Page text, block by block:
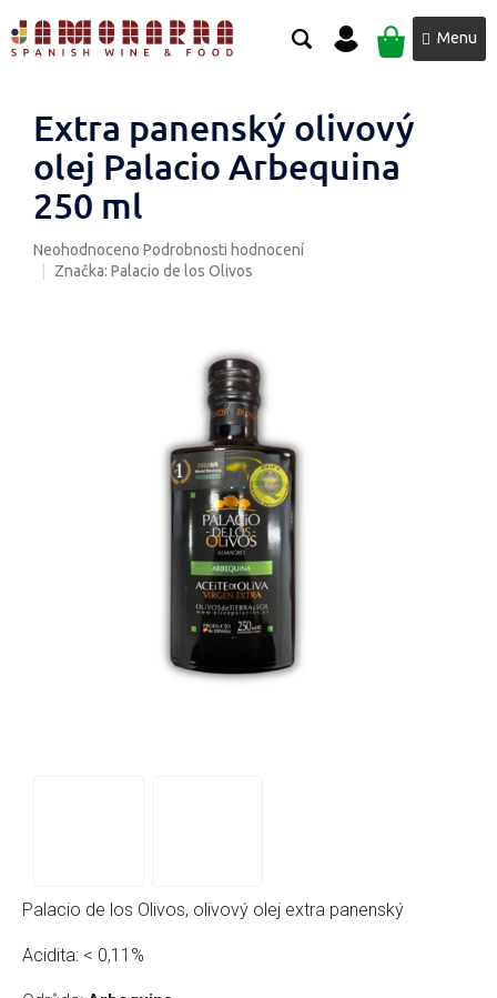
na
obsah
NÁKUPNÍ
KOŠÍK
Extra panenský olivový
olej Palacio Arbequina
250 ml
Průměrné
hodnocení
Neohodnoceno Podrobnosti hodnocení
Značka: Palacio de los Olivos
Palacio de los Olivos, olivový olej extra panenský
Acidita: < 0,11%